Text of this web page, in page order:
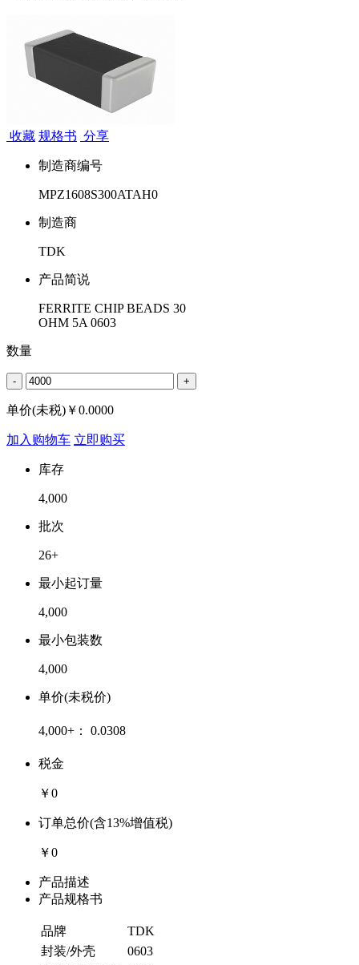
收藏 规格书 分享
制造商编号
MPZ1608S300ATAH0
制造商
TDK
产品简说
FERRITE CHIP BEADS 30
OHM 5A 0603
数量
- +
单价(未税)￥0.0000
加入购物车 立即购买
库存
4,000
批次
26+
最小起订量
4,000
最小包装数
4,000
单价(未税价)
4,000+： 0.0308
税金
￥0
订单总价(含13%增值税)
￥0
产品描述
产品规格书
品牌
TDK
封装/外壳
0603